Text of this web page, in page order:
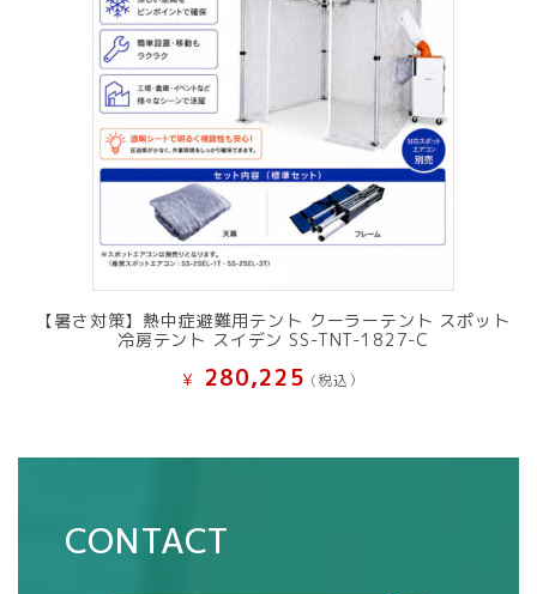
【暑さ対策】熱中症避難用テント クーラーテント スポット
冷房テント スイデン SS-TNT-1827-C
¥ 280,225 (税込）
CONTACT